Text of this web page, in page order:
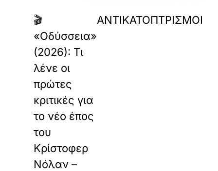
🎬
«Οδύσσεια»
(2026): Τι
λένε οι
πρώτες
κριτικές για
το νέο έπος
του
Κρίστοφερ
Νόλαν –
ΑΝΤΙΚΑΤΟΠΤΡΙΣΜΟΙ